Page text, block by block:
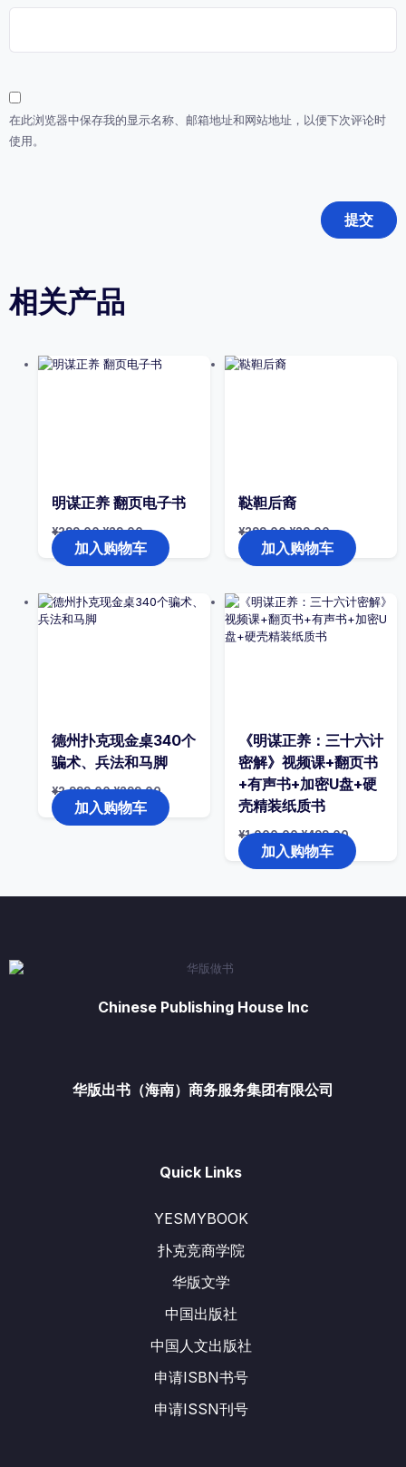
在此浏览器中保存我的显示名称、邮箱地址和网站地址，以便下次评论时
使用。
相关产品
明谋正养 翻页电子书
¥299.00原
价
为：
¥299.00。
¥29.00当
前
价
格
¥29.00。
加入购物车
鞑靼后裔
¥299.00原
价
为：
¥299.00。
¥29.00当
前
价
格
¥29.00。
加入购物车
德州扑克现金桌340个
骗术、兵法和马脚
¥2,999.00原
价
为：
¥2,999.00。
¥299.00
前
价
加入购物车
《明谋正养：三十六计
密解》视频课+翻页书
+有声书+加密U盘+硬
壳精装纸质书
¥1,000.00原
价
为：
¥1,000.00。
¥499.00当
前
价
¥499.00。
加入购物车
Chinese Publishing House Inc
华版出书（海南）商务服务集团有限公司
Quick Links
YESMYBOOK
扑克竞商学院
华版文学
中国出版社
中国人文出版社
申请ISBN书号
申请ISSN刊号